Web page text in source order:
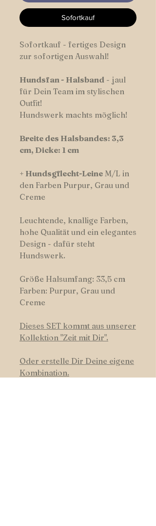
Sofortkauf
Sofortkauf - fertiges Design
zur sofortigen Auswahl!
Hundsfan - Halsband - jaul
für Dein Team im stylischen
Outfit!
Hundswerk machts möglich!
Breite des Halsbandes: 3,3
cm, Dicke: 1 cm
+ Hundsgflecht-Leine M/L in
den Farben Purpur, Grau und
Creme
Leuchtende, knallige Farben,
hohe Qualität und ein elegantes
Design - dafür steht
Hundswerk.
Größe Halsumfang: 33,5 cm
Farben: Purpur, Grau und
Creme
Dieses SET kommt aus unserer
Kollektion "Zeit mit Dir".
Oder erstelle Dir Deine eigene
Kombination.